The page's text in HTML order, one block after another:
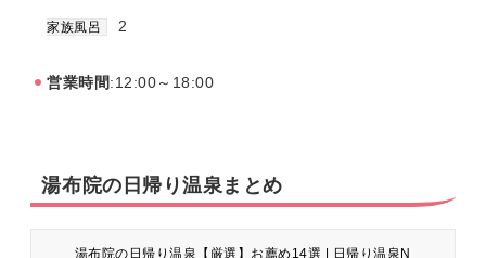
家族風呂 2
営業時間:12:00～18:00
湯布院の日帰り温泉まとめ
湯布院の日帰り温泉【厳選】お薦め14選 | 日帰り温泉N